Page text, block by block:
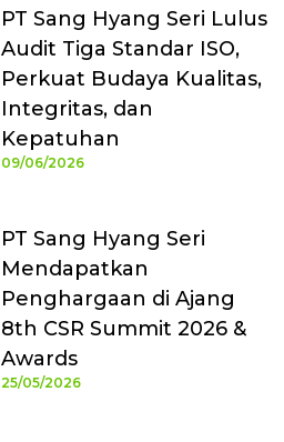
PT Sang Hyang Seri Lulus
Audit Tiga Standar ISO,
Perkuat Budaya Kualitas,
Integritas, dan
Kepatuhan
09/06/2026
PT Sang Hyang Seri
Mendapatkan
Penghargaan di Ajang
8th CSR Summit 2026 &
Awards
25/05/2026